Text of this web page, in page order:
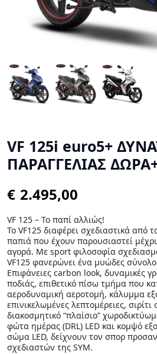
VF 125i euro5+
ΠΑΡΑΓΓΕΛΙΑΣ
€
VF 125 – Το παπί αλλιώς!
Το VF125 διαφέρει σχεδιαστικά από
παπιά που έχουν παρουσιαστεί
αγορά. Με sport φιλοσοφία
VF125 φανερώνει ένα μυώδες
Επιφάνειες carbon look, δυναμικές
ποδιάς, επιθετικό πίσω τμήμα που
αεροδυναμική αεροτομή, κάλυμμα
επινικελωμένες λεπτομέρειες,
διακοσμητικό “πλαίσιο”
φώτα ημέρας (DRL) LED και κομψό
σώμα LED, δείχνουν τον σπορ
σχεδιαστών της SYM.